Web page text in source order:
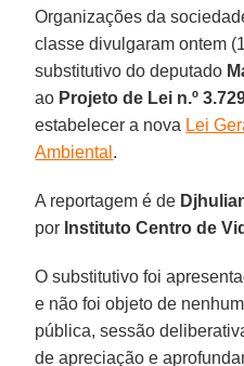
Organizações da
classe divulgaram ontem
substitutivo do deputado
ao Projeto de Lei n.º
estabelecer a nova Lei
Ambiental .
A reportagem é de
por Instituto Centro de
O substitutivo foi
e não foi objeto de
pública, sessão
de apreciação e